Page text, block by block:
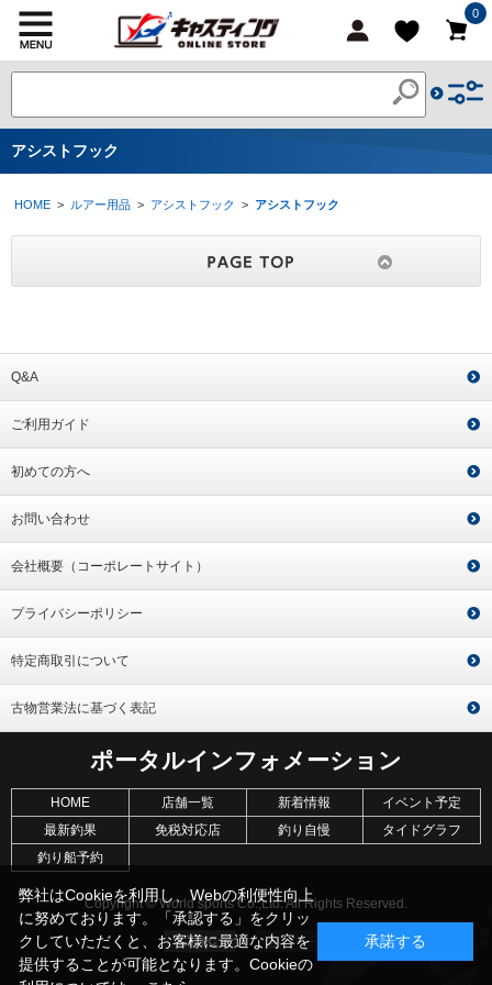
0
アシストフック
HOME > ルアー用品 > アシストフック > アシストフック
Q&A
ご利用ガイド
初めての方へ
お問い合わせ
会社概要（コーポレートサイト）
プライバシーポリシー
特定商取引について
古物営業法に基づく表記
ポータルインフォメーション
HOME 店舗一覧 新着情報
イベント予定
最新釣果
免税対応店 釣り自慢
タイドグラフ
釣り船予約
Copyright © World sports Co.,Ltd. All Rights Reserved.
弊社はCookieを利用し、Webの利便性向上
に努めております。「承認する」をクリッ
クしていただくと、お客様に最適な内容を
提供することが可能となります。Cookieの
承諾する